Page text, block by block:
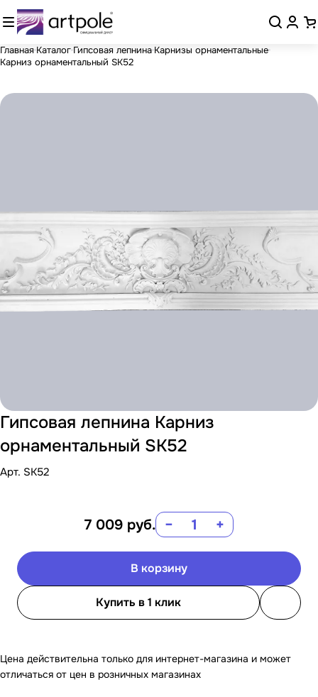
Главная Каталог Гипсовая лепнина Карнизы орнаментальные
Карниз орнаментальный SK52
Гипсовая лепнина Карниз
орнаментальный SK52
Арт. SK52
7 009 руб. − +
В корзину
Купить в 1 клик
Цена действительна только для интернет-магазина и может
отличаться от цен в розничных магазинах